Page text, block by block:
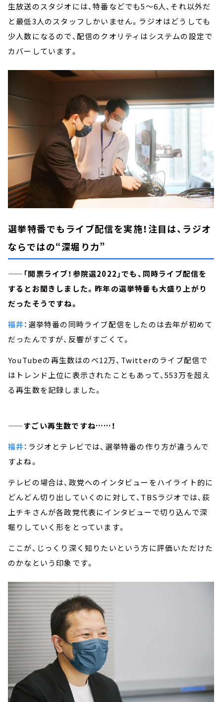
生放送のスタジオには、特番などでも5～6人、それ以外だ
と最低3人のスタッフしかいません。ラジオはどうしても
少人数になるので、配信のクオリティはシステムの設定で
カバーしています。
選挙特番でもライブ配信を実施！注目は、ラジオ
ならではの“深堀り力”
——「開票ライブ！参院選2022」でも、同時ライブ配信を
するとお聞きしました。昨年の選挙特番も大盛り上がり
だったそうですね。
福井：選挙特番の同時ライブ配信をしたのは去年が初めて
だったんですが、反響がすごくて。
YouTubeの再生数はのべ12万、Twitterのライブ配信で
はトレンド上位に表示されたこともあって、553万を超え
る再生数を記録しました。
——すごい再生数ですね……！
福井：ラジオとテレビでは、選挙特番の作り方が違うんで
すよね。
テレビの場合は、政党へのインタビューをハイライト的に
どんどん切り出していくのに対して、TBSラジオでは、荻
上チキさんが各政党代表にインタビューで切り込んで深
堀りしていく形をとっています。
ここが、じっくり深く知りたいという方に評価いただけた
のかなという印象です。